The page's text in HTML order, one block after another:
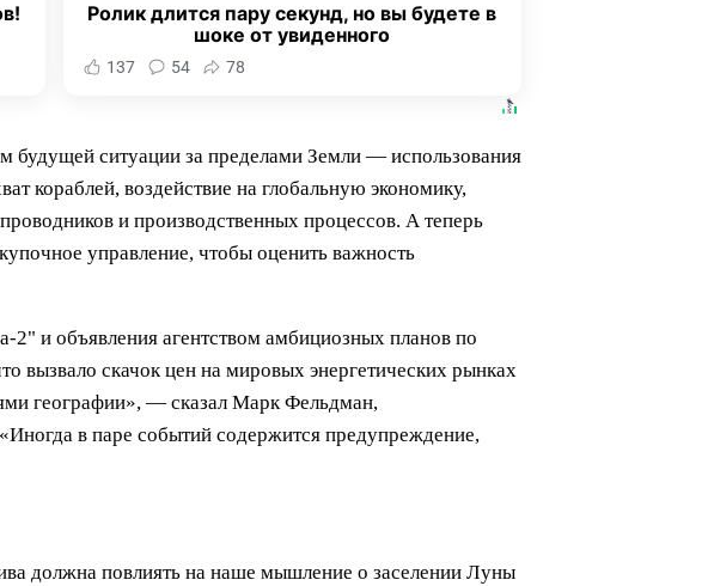
Ролик длится пару секунд, но вы будете в
шоке от увиденного
137 54 78
будущей ситуации за пределами Земли — использования
кораблей, воздействие на глобальную экономику,
и производственных процессов. А теперь
управление, чтобы оценить важность
и объявления агентством амбициозных планов по
скачок цен на мировых энергетических рынках
географии», — сказал Марк Фельдман,
в паре событий содержится предупреждение,
должна повлиять на наше мышление о заселении Луны